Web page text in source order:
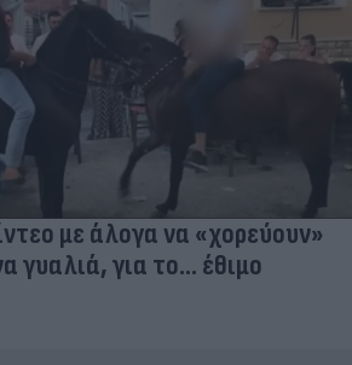
με άλογα να «χορεύουν»
για το... έθιμο